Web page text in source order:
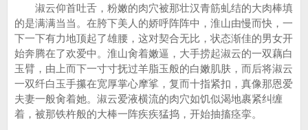
淑云仰首吐舌，粉嫩的肉穴被那壮汉青筋虬结的大肉棒填
的是满满当当。在胯下美人的娇呼阵阵中，淮山由慢而快，一
下一下有力地顶起了雄腰，这对契合无比，状态渐佳的男女开
始奔腾在了欢爱中。淮山肏着嫩逼，大手捞起淑云的一双藕白
玉臂，由上而下一寸寸抚过羊脂玉般的白嫩肌肤，而后将淑云
一双纤白玉手攥在宽厚掌心摩挲，复而十指紧扣，真像那恩爱
夫妻一般肏着她。淑云爱液横流的肉穴如饥似渴地裹紧纠缠
着，被那铁杵般的大棒一阵疾疾猛捣，开始抽搐痉挛。